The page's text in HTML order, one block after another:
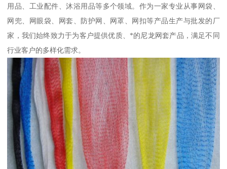
用品、工业配件、沐浴用品等多个领域。作为一家专业从事网袋、
网兜、网眼袋、网套、防护网、网罩、网扣等产品生产与批发的厂
家，我们始终致力于为客户提供优质、*的尼龙网套产品，满足不同
行业客户的多样化需求。